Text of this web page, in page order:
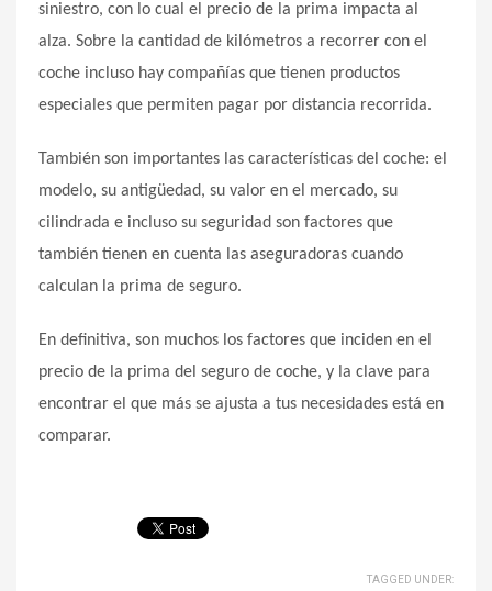
siniestro, con lo cual el precio de la prima impacta al
alza. Sobre la cantidad de kilómetros a recorrer con el
coche incluso hay compañías que tienen productos
especiales que permiten pagar por distancia recorrida.
También son importantes las características del coche: el
modelo, su antigüedad, su valor en el mercado, su
cilindrada e incluso su seguridad son factores que
también tienen en cuenta las aseguradoras cuando
calculan la prima de seguro.
En definitiva, son muchos los factores que inciden en el
precio de la prima del seguro de coche, y la clave para
encontrar el que más se ajusta a tus necesidades está en
comparar.
TAGGED UNDER: